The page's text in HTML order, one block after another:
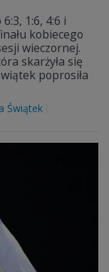
1:6, 4:6 i
kobiecego
wieczornej.
skarżyła się
poprosiła
Świątek